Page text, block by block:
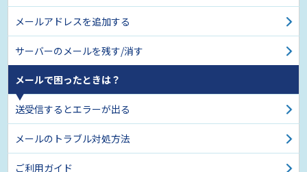
メールアドレスを追加する
サーバーのメールを残す/消す
メールで困ったときは？
送受信するとエラーが出る
メールのトラブル対処方法
ご利用ガイド